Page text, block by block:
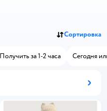
Сортировка
Получить за 1-2 часа Сегодня